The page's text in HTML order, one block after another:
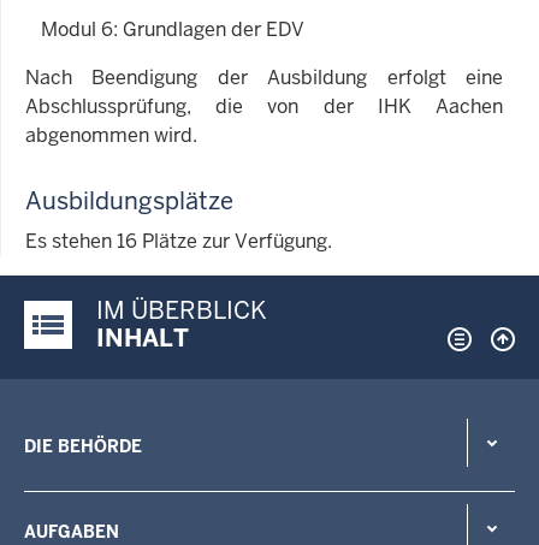
Modul 6: Grundlagen der EDV
Nach Beendigung der Ausbildung erfolgt eine
Abschlussprüfung, die von der IHK Aachen
abgenommen wird.
Ausbildungsplätze
Es stehen 16 Plätze zur Verfügung.
Justiz-Portal im Überblick:
IM ÜBERBLICK
INHALT
DIE BEHÖRDE
AUFGABEN